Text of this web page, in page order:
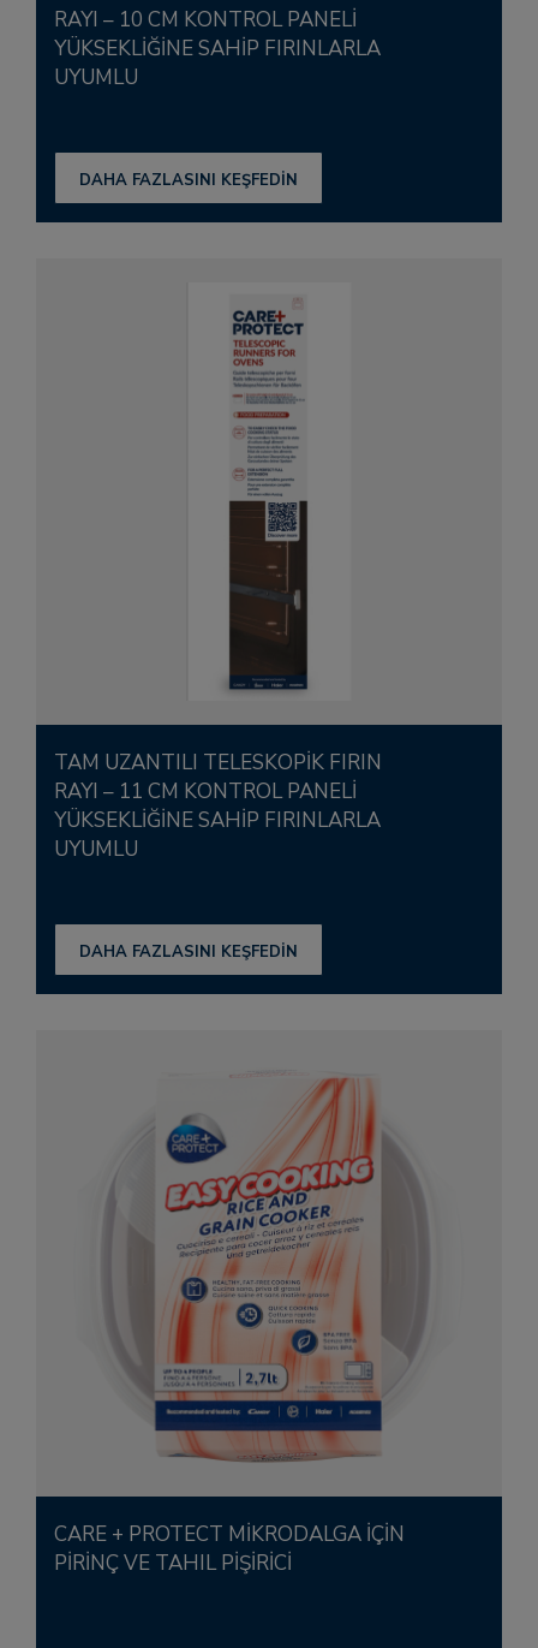
RAYI – 10 CM KONTROL PANELI
YÜKSEKLIĞINE SAHIP FIRINLARLA
UYUMLU
DAHA FAZLASINI KEŞFEDİN
TAM UZANTILI TELESKOPIK FIRIN
RAYI – 11 CM KONTROL PANELI
YÜKSEKLIĞINE SAHIP FIRINLARLA
UYUMLU
DAHA FAZLASINI KEŞFEDİN
CARE + PROTECT MIKRODALGA IÇIN
PIRINÇ VE TAHIL PIŞIRICI